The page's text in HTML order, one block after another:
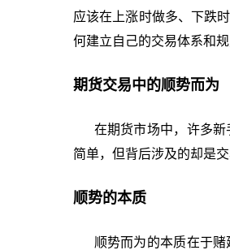
应该在上涨时做多、下跌
何建立自己的交易体系和
期货交易中的顺势而为
在期货市场中，许多新
简单，但背后涉及的却是
顺势的本质
顺势而为的本质在于赌